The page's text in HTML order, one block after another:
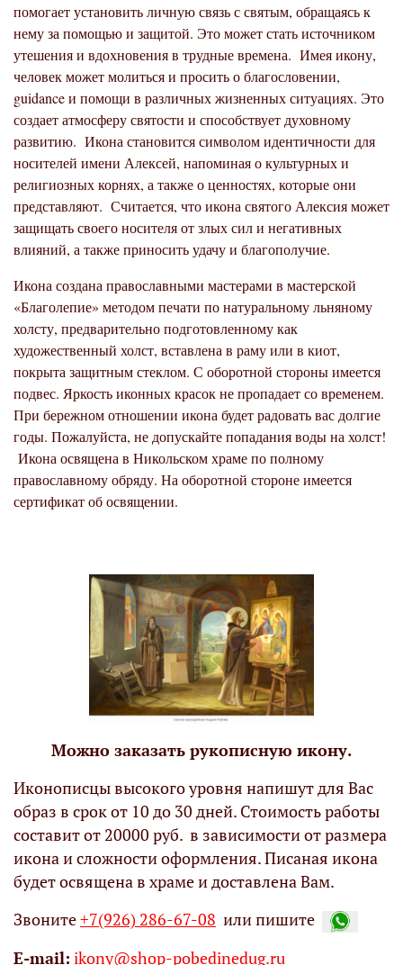
помогает установить личную связь с святым, обращаясь к
нему за помощью и защитой. Это может стать источником
утешения и вдохновения в трудные времена. Имея икону,
человек может молиться и просить о благословении,
guidance и помощи в различных жизненных ситуациях. Это
создает атмосферу святости и способствует духовному
развитию. Икона становится символом идентичности для
носителей имени Алексей, напоминая о культурных и
религиозных корнях, а также о ценностях, которые они
представляют. Считается, что икона святого Алексия может
защищать своего носителя от злых сил и негативных
влияний, а также приносить удачу и благополучие.
Икона создана православными мастерами в мастерской
«Благолепие» методом печати по натуральному льняному
холсту, предварительно подготовленному как
художественный холст, вставлена в раму или в киот,
покрыта защитным стеклом. С оборотной стороны имеется
подвес. Яркость иконных красок не пропадает со временем.
При бережном отношении икона будет радовать вас долгие
годы. Пожалуйста, не допускайте попадания воды на холст!
Икона освящена в Никольском храме по полному
православному обряду. На оборотной стороне имеется
сертификат об освящении.
Можно заказать рукописную икону.
Иконописцы высокого уровня напишут для Вас
образ в срок от 10 до 30 дней. Стоимость работы
составит от 20000 руб. в зависимости от размера
икона и сложности оформления. Писаная икона
будет освящена в храме и доставлена Вам.
Звоните+7(926) 286-67-08 или пишите
Е-mail: ikony@shop-pobedinedug.ru